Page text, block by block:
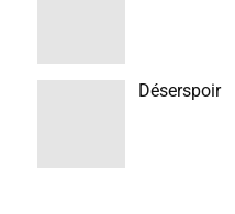
Déserspoir